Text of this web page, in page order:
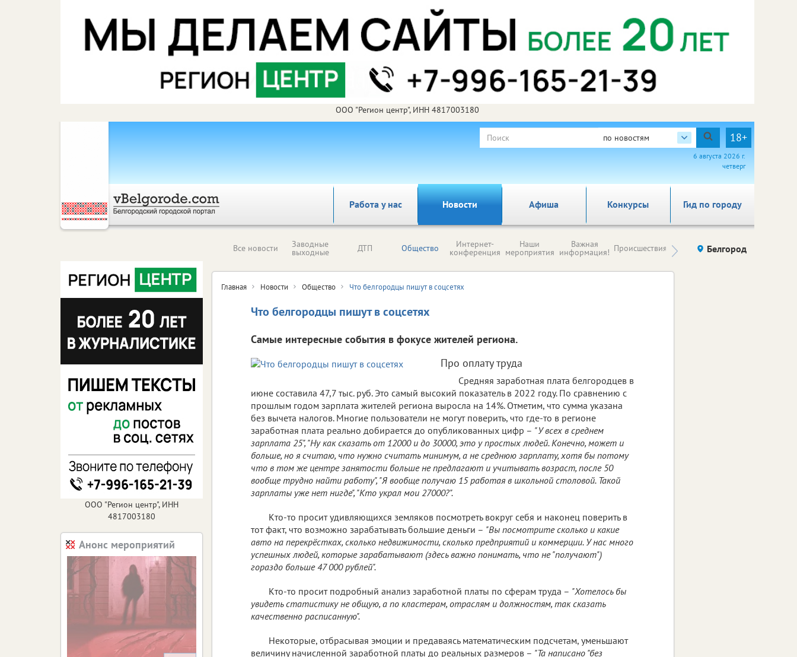
ООО "Регион центр", ИНН 4817003180
по новостям 18+
6 августа 2026 г.
четверг
Работа у нас Новости Афиша Гид по городу
Конкурсы
Все новости Заводные
выходные ДТП Общество Интернет-
конференция
Наши
мероприятия
Важная
информация! Происшествия Здоровье компаний (на
правах
Белгород
Главная Новости Общество Что белгородцы пишут в соцсетях
Что белгородцы пишут в соцсетях
Самые интересные события в фокусе жителей региона.
Про оплату труда
Средняя заработная плата белгородцев в
июне составила 47,7 тыс. руб. Это самый высокий показатель в 2022 году. По сравнению с
прошлым годом зарплата жителей региона выросла на 14%. Отметим, что сумма указана
без вычета налогов. Многие пользователи не могут поверить, что где-то в регионе
заработная плата реально добирается до опубликованных цифр – "У всех в среднем
зарплата 25", "Ну как сказать от 12000 и до 30000, это у простых людей. Конечно, может и
больше, но я считаю, что нужно считать минимум, а не среднюю зарплату, хотя бы потому
что в том же центре занятости больше не предлагают и учитывать возраст, после 50
вообще трудно найти работу", "Я вообще получаю 15 работая в школьной столовой. Такой
зарплаты уже нет нигде", "Кто украл мои 27000?".
Кто-то просит удивляющихся земляков посмотреть вокруг себя и наконец поверить в
тот факт, что возможно зарабатывать большие деньги – "Вы посмотрите сколько и какие
авто на перекрёстках, сколько недвижимости, сколько предприятий и коммерции. У нас много
успешных людей, которые зарабатывают (здесь важно понимать, что не "получают")
гораздо больше 47 000 рублей".
Кто-то просит подробный анализ заработной платы по сферам труда – "Хотелось бы
увидеть статистику не общую, а по кластерам, отраслям и должностям, так сказать
качественно расписанную".
Некоторые, отбрасывая эмоции и предаваясь математическим подсчетам, уменьшают
величину начисленной заработной платы до реальных размеров – "Та написано "без
ООО "Регион центр", ИНН
4817003180
Анонс мероприятий